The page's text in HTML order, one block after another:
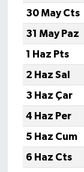
30 May Cts
31 May Paz
1 Haz Pts
2 Haz Sal
3 Haz Çar
4 Haz Per
5 Haz Cum
6 Haz Cts